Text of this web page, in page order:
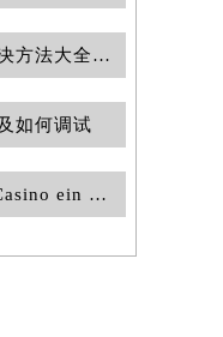
泰格豪雅手表生锈解决方法大全（保养与清洁技巧分享）
如何调试
Wie man bei Bizzo Casino ein Konto erstellt und sich einloggt